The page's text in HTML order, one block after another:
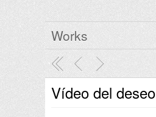
Works
Vídeo del deseo